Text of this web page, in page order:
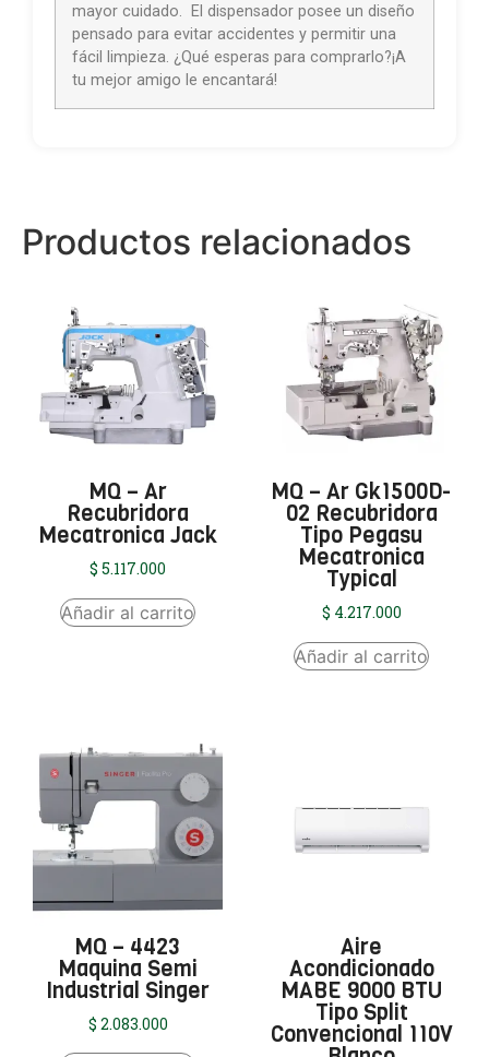
mayor cuidado. El dispensador posee un diseño
pensado para evitar accidentes y permitir una
fácil limpieza. ¿Qué esperas para comprarlo?¡A
tu mejor amigo le encantará!
Productos relacionados
MQ – Ar
Recubridora
Mecatronica Jack
$ 5.117.000
Añadir al carrito
MQ – Ar Gk1500D-
02 Recubridora
Tipo Pegasu
Mecatronica
Typical
$ 4.217.000
Añadir al carrito
MQ – 4423
Maquina Semi
Industrial Singer
$ 2.083.000
Aire
Acondicionado
MABE 9000 BTU
Tipo Split
Convencional 110V